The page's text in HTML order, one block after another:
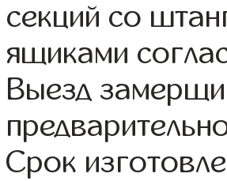
секций со
ящиками
Выезд
Срок